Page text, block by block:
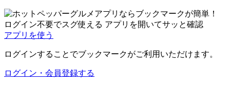
アプリ を使う
ログインすることでブックマークがご利用いただけます。
ログイン・会員登録する